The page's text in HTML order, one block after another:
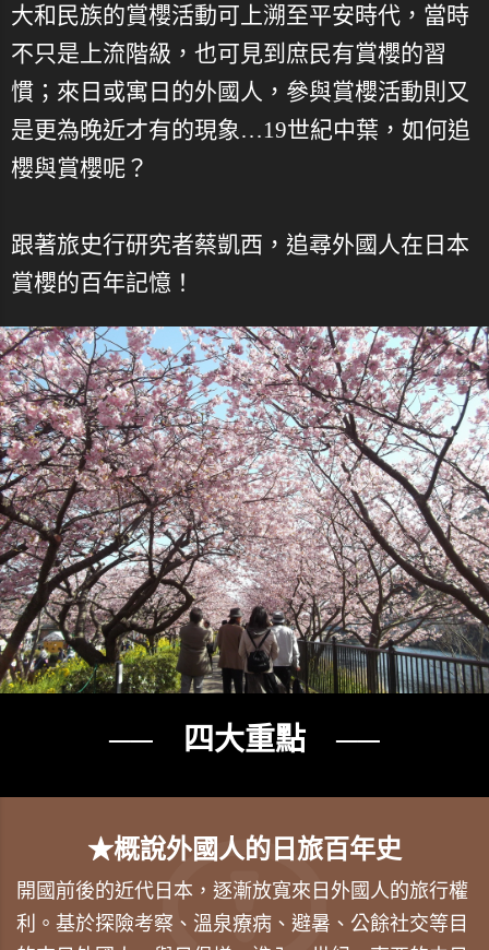
大和民族的賞櫻活動可上溯至平安時代，當時
不只是上流階級，也可見到庶民有賞櫻的習
慣；來日或寓日的外國人，參與賞櫻活動則又
是更為晚近才有的現象…19世紀中葉，如何追
櫻與賞櫻呢？
跟著旅史行研究者蔡凱西，追尋外國人在日本
賞櫻的百年記憶！
── 四大重點 ──
★概說外國人的日旅百年史
開國前後的近代日本，逐漸放寬來日外國人的旅行權
利。基於探險考察、溫泉療病、避暑、公餘社交等目